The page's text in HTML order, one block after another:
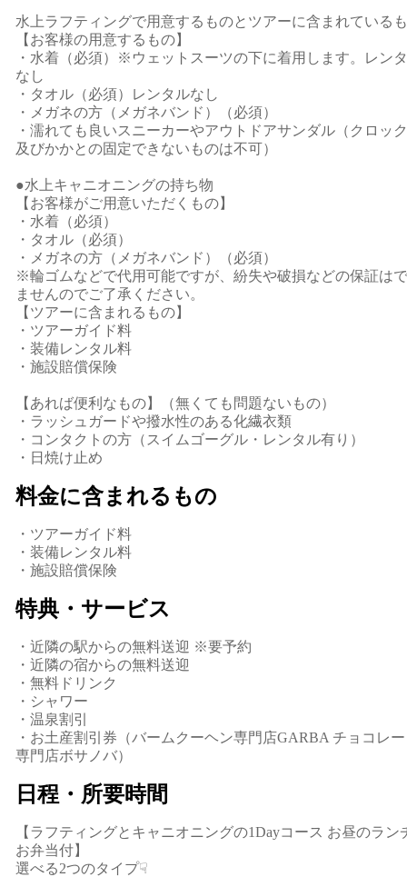
水上ラフティングで用意するものとツアーに含まれている
【お客様の用意するもの】
・水着（必須）※ウェットスーツの下に着用します。レン
なし
・タオル（必須）レンタルなし
・メガネの方（メガネバンド）（必須）
・濡れても良いスニーカーやアウトドアサンダル（クロッ
及びかかとの固定できないものは不可）
●水上キャニオニングの持ち物
【お客様がご用意いただくもの】
・水着（必須）
・タオル（必須）
・メガネの方（メガネバンド）（必須）
※輪ゴムなどで代用可能ですが、紛失や破損などの保証は
ませんのでご了承ください。
【ツアーに含まれるもの】
・ツアーガイド料
・装備レンタル料
・施設賠償保険
【あれば便利なもの】（無くても問題ないもの）
・ラッシュガードや撥水性のある化繊衣類
・コンタクトの方（スイムゴーグル・レンタル有り）
・日焼け止め
料金に含まれるもの
・ツアーガイド料
・装備レンタル料
・施設賠償保険
特典・サービス
・近隣の駅からの無料送迎 ※要予約
・近隣の宿からの無料送迎
・無料ドリンク
・シャワー
・温泉割引
・お土産割引券（バームクーヘン専門店GARBA チョコレ
専門店ボサノバ）
日程・所要時間
【ラフティングとキャニオニングの1Dayコース お昼のラン
お弁当付】
選べる2つのタイプ☟